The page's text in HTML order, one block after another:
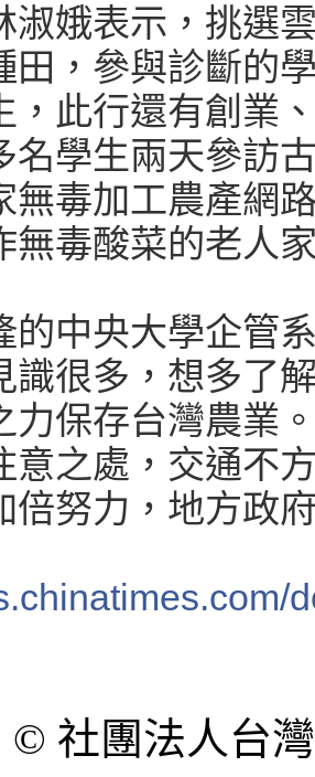
娥表示，挑選
田，參與診斷的
，此行還有創業
名學生兩天參訪
無毒加工農產網
無毒酸菜的老人
中央大學企管
識很多，想多了
力保存台灣農業
意之處，交通不
倍努力，地方政
© 社團法人台